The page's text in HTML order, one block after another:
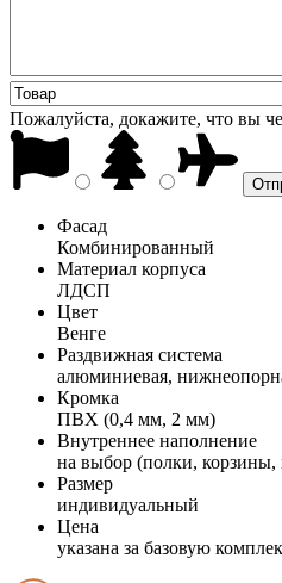
Пожалуйста, докажите, что вы
Фасад
Комбинированный
Материал корпуса
ЛДСП
Цвет
Венге
Раздвижная система
алюминиевая,
Кромка
ПВХ (0,4 мм, 2 мм)
Внутреннее наполнение
на выбор (полки, корзины,
Размер
индивидуальный
Цена
указана за базовую